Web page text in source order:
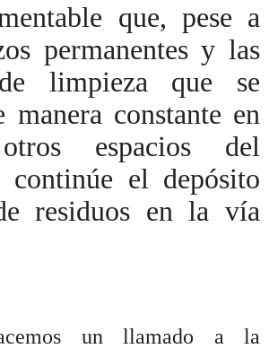
que, pese a
permanentes y las
limpieza que se
manera constante en
espacios del
continúe el depósito
residuos en la vía
un llamado a la